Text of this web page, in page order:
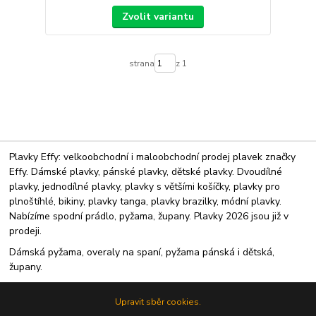
Zvolit variantu
strana z 1
Plavky Effy: velkoobchodní i maloobchodní prodej plavek značky
Effy. Dámské plavky, pánské plavky, dětské plavky. Dvoudílné
plavky, jednodílné plavky, plavky s většími košíčky, plavky pro
plnoštíhlé, bikiny, plavky tanga, plavky brazilky, módní plavky.
Nabízíme spodní prádlo, pyžama, župany. Plavky 2026 jsou již v
prodeji.
Dámská pyžama, overaly na spaní, pyžama pánská i dětská,
župany.
Upravit sběr cookies.